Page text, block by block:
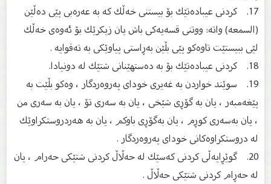
17. كردنی عیبادەتێك بۆ بیستنی خەڵك كە بە عەرەبی پێی دەڵێن
(السمعە) واتە: ووتنی قسەیەكی باش یان زیكرێك بۆ ئەوەی خەڵك
لێی ببیستێت تاوەكو پێی بڵێن بەڕاستی پیاوێكی بە تەقوایە .
18. كردنی عیبادەتێك بۆ بە دەستهێنانی شتێك لە دونیادا.
19. سوێند خواردن بە غەیری خودای پەروەردگار ، وەكو بڵێت بە
پێغەمبەر ، یان بە گۆڕی شێخی ، یان بە سەری تۆ ، یان بە سەری من
، یان بەسەری كوڕم ، یان بەگۆڕی باوكم ، یان بە هەردروستكراوێك
لە دروستكراوەكانی خودای پەروەردگار .
20. گوێڕایەڵی كردنی كەسێك لە حەڵاڵ كردنی شتێكی حەرام ، یان
لە حەڕام كردنی شتێكی حەڵاڵ .